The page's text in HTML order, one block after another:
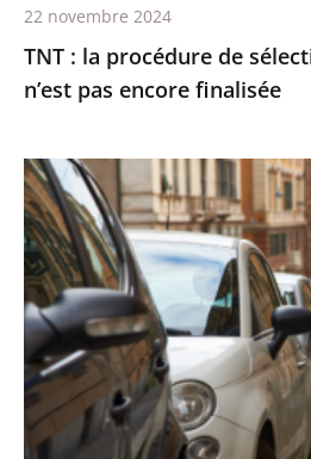
finalisée
TNT : la procédure de
n’est pas encore finalisée
22 novembre 2024
Stationnement
payant
:
le
Conseil
d’État
précise
le
cadre